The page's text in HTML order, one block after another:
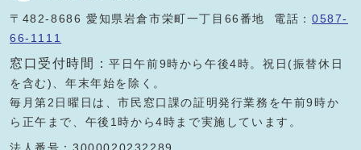
〒482-8686 愛知県岩倉市栄町一丁目66番地 電話：0587-
66-1111
窓口受付時間：平日午前9時から午後4時。祝日(振替休日
を含む)、年末年始を除く。
毎月第2日曜日は、市民窓口課の証明発行業務を午前9時か
ら正午まで、午後1時から4時まで実施しています。